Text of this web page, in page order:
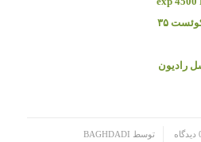
۳۵
توسط BAGHDADI